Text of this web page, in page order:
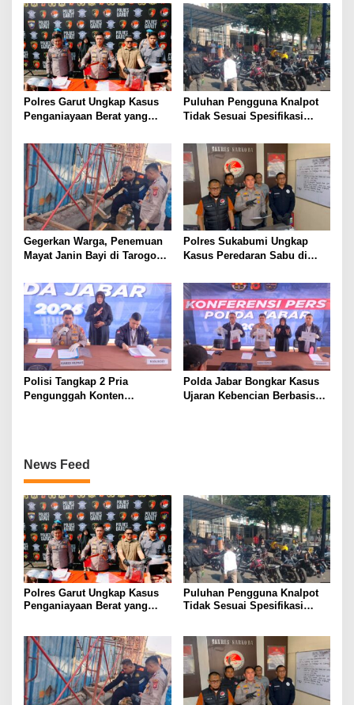
Polres Garut Ungkap Kasus
Penganiayaan Berat yang
Meninggal Dunia
Puluhan Pengguna Knalpot
Tidak Sesuai Spesifikasi
Penertiban Polisi
Gegerkan Warga, Penemuan
Mayat Janin Bayi di Tarogong
TKP
Polres Sukabumi Ungkap
Kasus Peredaran Sabu di
Tersangka Diamankan
Polisi Tangkap 2 Pria
Pengunggah Konten
Polda Jabar Bongkar Kasus
Ujaran Kebencian Berbasis
News Feed
Polres Garut Ungkap Kasus
Penganiayaan Berat yang
Puluhan Pengguna Knalpot
Tidak Sesuai Spesifikasi